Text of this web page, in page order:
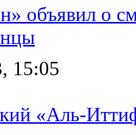
объявил о
15:05
«Аль-